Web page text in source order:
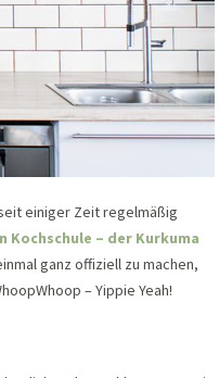
einiger Zeit regelmäßig
Kochschule – der Kurkuma
ganz offiziell zu machen,
– Yippie Yeah!